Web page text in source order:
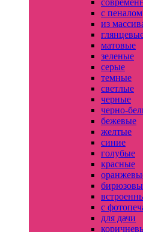
с пеналом
из
матовые
зеленые
серые
темные
светлые
черные
черно-
бежевые
желтые
синие
голубые
красные
с
для дачи